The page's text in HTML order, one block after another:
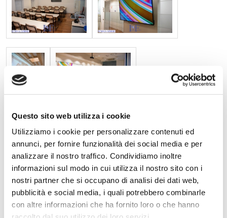
Questo sito web utilizza i cookie
Utilizziamo i cookie per personalizzare contenuti ed
annunci, per fornire funzionalità dei social media e per
analizzare il nostro traffico. Condividiamo inoltre
informazioni sul modo in cui utilizza il nostro sito con i
nostri partner che si occupano di analisi dei dati web,
pubblicità e social media, i quali potrebbero combinarle
con altre informazioni che ha fornito loro o che hanno